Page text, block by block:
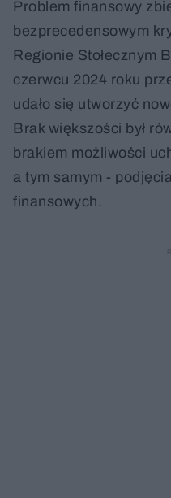
Problem finansowy
bezprecedensowym
Regionie Stołecznym
czerwcu 2024 roku
udało się utworzyć
Brak większości był
brakiem możliwości
a tym samym -
finansowych.